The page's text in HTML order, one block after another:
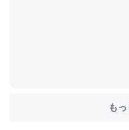
ちょうど同じ理由でEcho
とかSpotifyを支払う孝行も
それを実質100倍以上に伸
も